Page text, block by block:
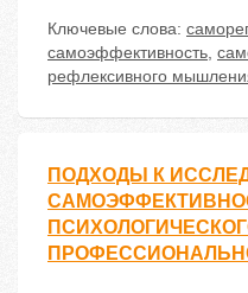
Ключевые слова:
самоэффективность,
рефлексивного
ПОДХОДЫ К